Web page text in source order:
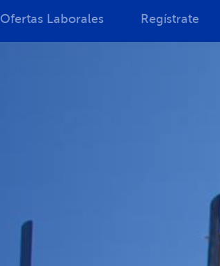
Ofertas Laborales Regístrate